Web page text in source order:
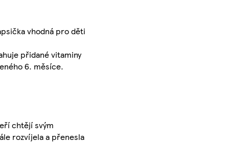
vhodná pro děti
přidané vitaminy
6. měsíce.
chtějí svým
rozvíjela a přenesla